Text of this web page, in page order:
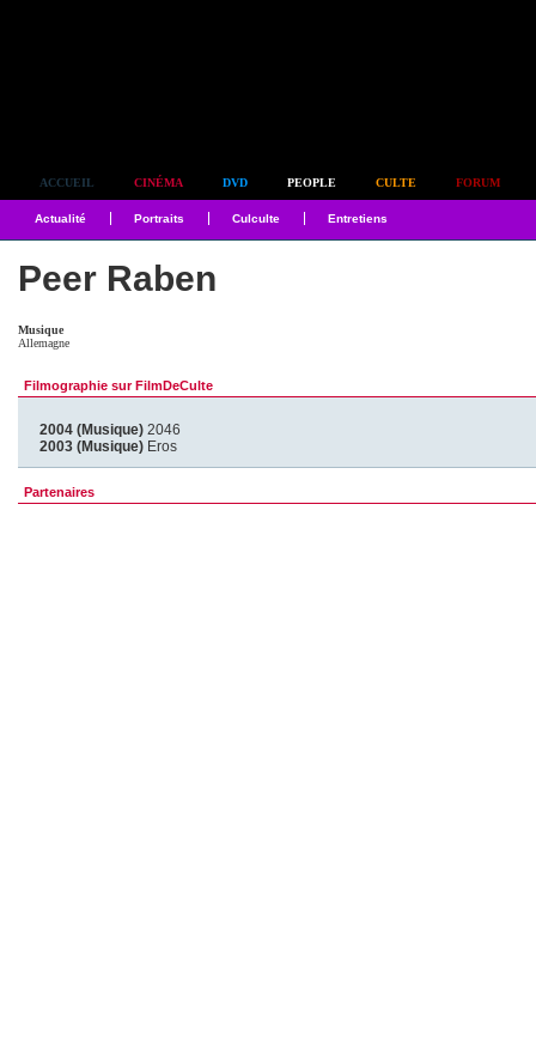
ACCUEIL CINÉMA DVD PEOPLE CULTE FORUM
Actualité Portraits Culculte Entretiens
Peer Raben
Musique
Allemagne
Filmographie sur FilmDeCulte
2004 (Musique) 2046
2003 (Musique) Eros
Partenaires